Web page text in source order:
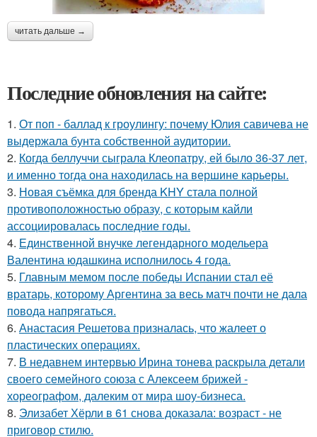
читать дальше →
Последние обновления на сайте:
1. От поп - баллад к гроулингу: почему Юлия савичева не
выдержала бунта собственной аудитории.
2. Когда беллуччи сыграла Клеопатру, ей было 36-37 лет,
и именно тогда она находилась на вершине карьеры.
3. Новая съёмка для бренда KHY стала полной
противоположностью образу, с которым кайли
ассоциировалась последние годы.
4. Единственной внучке легендарного модельера
Валентина юдашкина исполнилось 4 года.
5. Главным мемом после победы Испании стал её
вратарь, которому Аргентина за весь матч почти не дала
повода напрягаться.
6. Анастасия Решетова призналась, что жалеет о
пластических операциях.
7. В недавнем интервью Ирина тонева раскрыла детали
своего семейного союза с Алексеем брижей -
хореографом, далеким от мира шоу-бизнеса.
8. Элизабет Хёрли в 61 снова доказала: возраст - не
приговор стилю.